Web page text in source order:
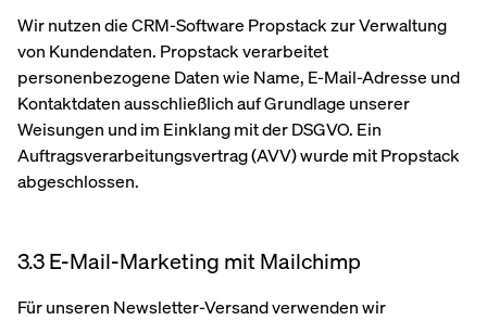
Wir nutzen die CRM-Software Propstack zur Verwaltung
von Kundendaten. Propstack verarbeitet
personenbezogene Daten wie Name, E-Mail-Adresse und
Kontaktdaten ausschließlich auf Grundlage unserer
Weisungen und im Einklang mit der DSGVO. Ein
Auftragsverarbeitungsvertrag (AVV) wurde mit Propstack
abgeschlossen.
3.3 E-Mail-Marketing mit Mailchimp
Für unseren Newsletter-Versand verwenden wir